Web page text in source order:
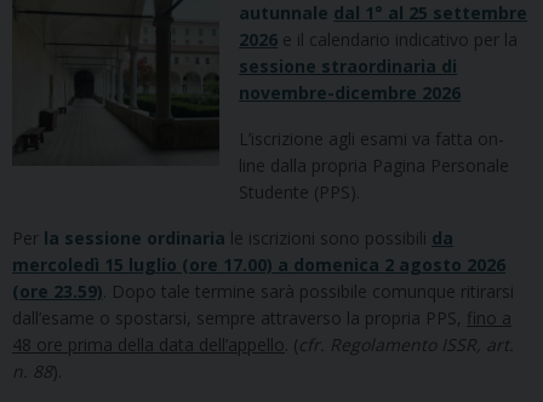
autunnale dal 1° al 25 settembre
2026 e il calendario indicativo per la
sessione straordinaria di
novembre-dicembre 2026
L’iscrizione agli esami va fatta on-
line dalla propria Pagina Personale
Studente (PPS).
Per la sessione ordinaria le iscrizioni sono possibili da
mercoledì 15 luglio (ore 17.00) a domenica 2 agosto 2026
(ore 23.59). Dopo tale termine sarà possibile comunque ritirarsi
dall’esame o spostarsi, sempre attraverso la propria PPS, fino a
48 ore prima della data dell’appello. (cfr. Regolamento ISSR, art.
n. 88).